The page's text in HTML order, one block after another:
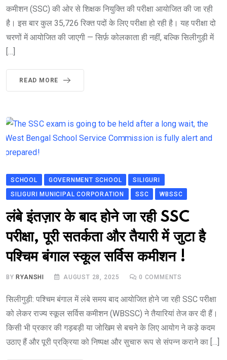
कमीशन (SSC) की ओर से शिक्षक नियुक्ति की परीक्षा आयोजित की जा रही
है। इस बार कुल 35,726 रिक्त पदों के लिए परीक्षा हो रही है। यह परीक्षा दो
चरणों में आयोजित की जाएगी — सिर्फ़ कोलकाता ही नहीं, बल्कि सिलीगुड़ी में
[…]
READ MORE
SCHOOL GOVERNMENT SCHOOL
SILIGURI
SILIGURI MUNICIPAL CORPORATION
SSC WBSSC
लंबे इंतज़ार के बाद होने जा रही SSC
परीक्षा, पूरी सतर्कता और तैयारी में जुटा है
पश्चिम बंगाल स्कूल सर्विस कमीशन !
BYRYANSHI AUGUST 28, 2025 0 COMMENTS
सिलीगुड़ी: पश्चिम बंगाल में लंबे समय बाद आयोजित होने जा रही SSC परीक्षा
को लेकर राज्य स्कूल सर्विस कमीशन (WBSSC) ने तैयारियां तेज कर दी हैं।
किसी भी प्रकार की गड़बड़ी या जोखिम से बचने के लिए आयोग ने कड़े कदम
उठाए हैं और पूरी प्रक्रिया को निष्पक्ष और सुचारु रूप से संपन्न कराने का […]